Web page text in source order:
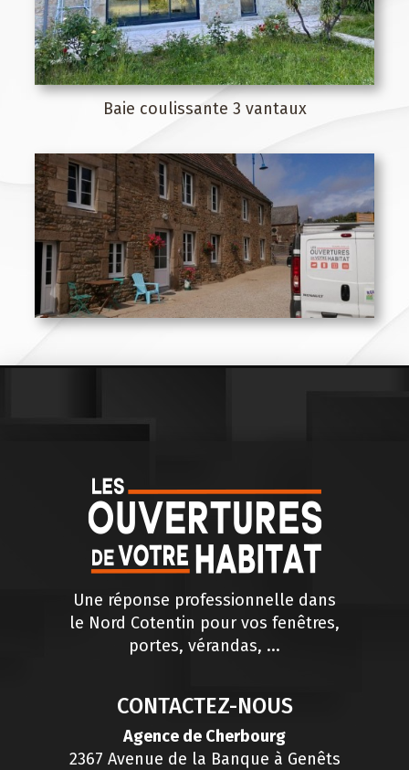
Baie coulissante 3 vantaux
Une réponse professionnelle dans
le Nord Cotentin pour vos fenêtres,
portes, vérandas, ...
CONTACTEZ-NOUS
Agence de Cherbourg
2367 Avenue de la Banque à Genêts